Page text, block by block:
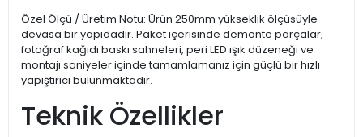
Özel Ölçü / Üretim Notu: Ürün 250mm yükseklik ölçüsüyle
devasa bir yapıdadır. Paket içerisinde demonte parçalar,
fotoğraf kağıdı baskı sahneleri, peri LED ışık düzeneği ve
montajı saniyeler içinde tamamlamanız için güçlü bir hızlı
yapıştırıcı bulunmaktadır.
Teknik Özellikler